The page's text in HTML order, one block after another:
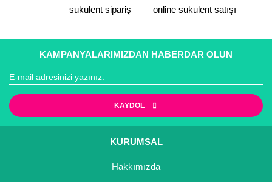
sukulent sipariş
online sukulent satışı
KAMPANYALARIMIZDAN HABERDAR OLUN
KAYDOL
KURUMSAL
Hakkımızda